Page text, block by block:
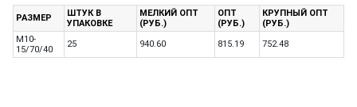
РАЗМЕР
ШТУК В
УПАКОВКЕ
МЕЛКИЙ ОПТ
(РУБ.)
ОПТ
(РУБ.)
КРУПНЫЙ ОПТ
(РУБ.)
M10-
15/70/40
25 940.60 815.19 752.48